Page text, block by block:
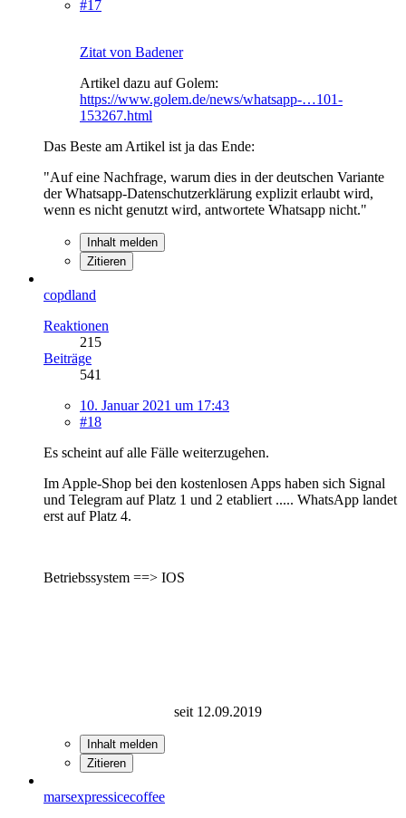
#17
Zitat von Badener
Artikel dazu auf Golem:
https://www.golem.de/news/whatsapp-…101-
153267.html
Das Beste am Artikel ist ja das Ende:
"Auf eine Nachfrage, warum dies in der deutschen Variante
der Whatsapp-Datenschutzerklärung explizit erlaubt wird,
wenn es nicht genutzt wird, antwortete Whatsapp nicht."
Inhalt melden
Zitieren
copdland
Reaktionen
215
Beiträge
541
10. Januar 2021 um 17:43
#18
Es scheint auf alle Fälle weiterzugehen.
Im Apple-Shop bei den kostenlosen Apps haben sich Signal
und Telegram auf Platz 1 und 2 etabliert ..... WhatsApp landet
erst auf Platz 4.
Betriebssystem ==> IOS
seit 12.09.2019
Inhalt melden
Zitieren
marsexpressicecoffee